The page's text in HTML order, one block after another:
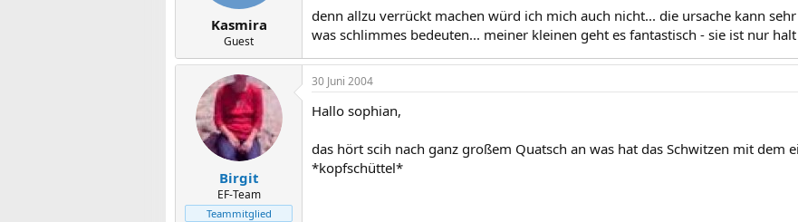
Kasmira
Guest
denn allzu verrückt machen würd ich mich auch nicht... die ursache kann
was schlimmes bedeuten... meiner kleinen geht es fantastisch - sie ist nur
Birgit
EF-Team
Teammitglied
30 Juni 2004
Hallo sophian,
das hört scih nach ganz großem Quatsch an was hat das Schwitzen mit dem
*kopfschüttel*